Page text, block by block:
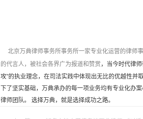
北京万典律师事务所事务所一家专业化运营的律师
的代言人，被社会各界广为报道和赞赏 ，当今时代律
攻”的执业理念，在司法实践中体现出无比的优越性并
下了坚实基础，万典承办的每一项业务均有专业化办
律师团队。 选择万典，就是选择成功之路。